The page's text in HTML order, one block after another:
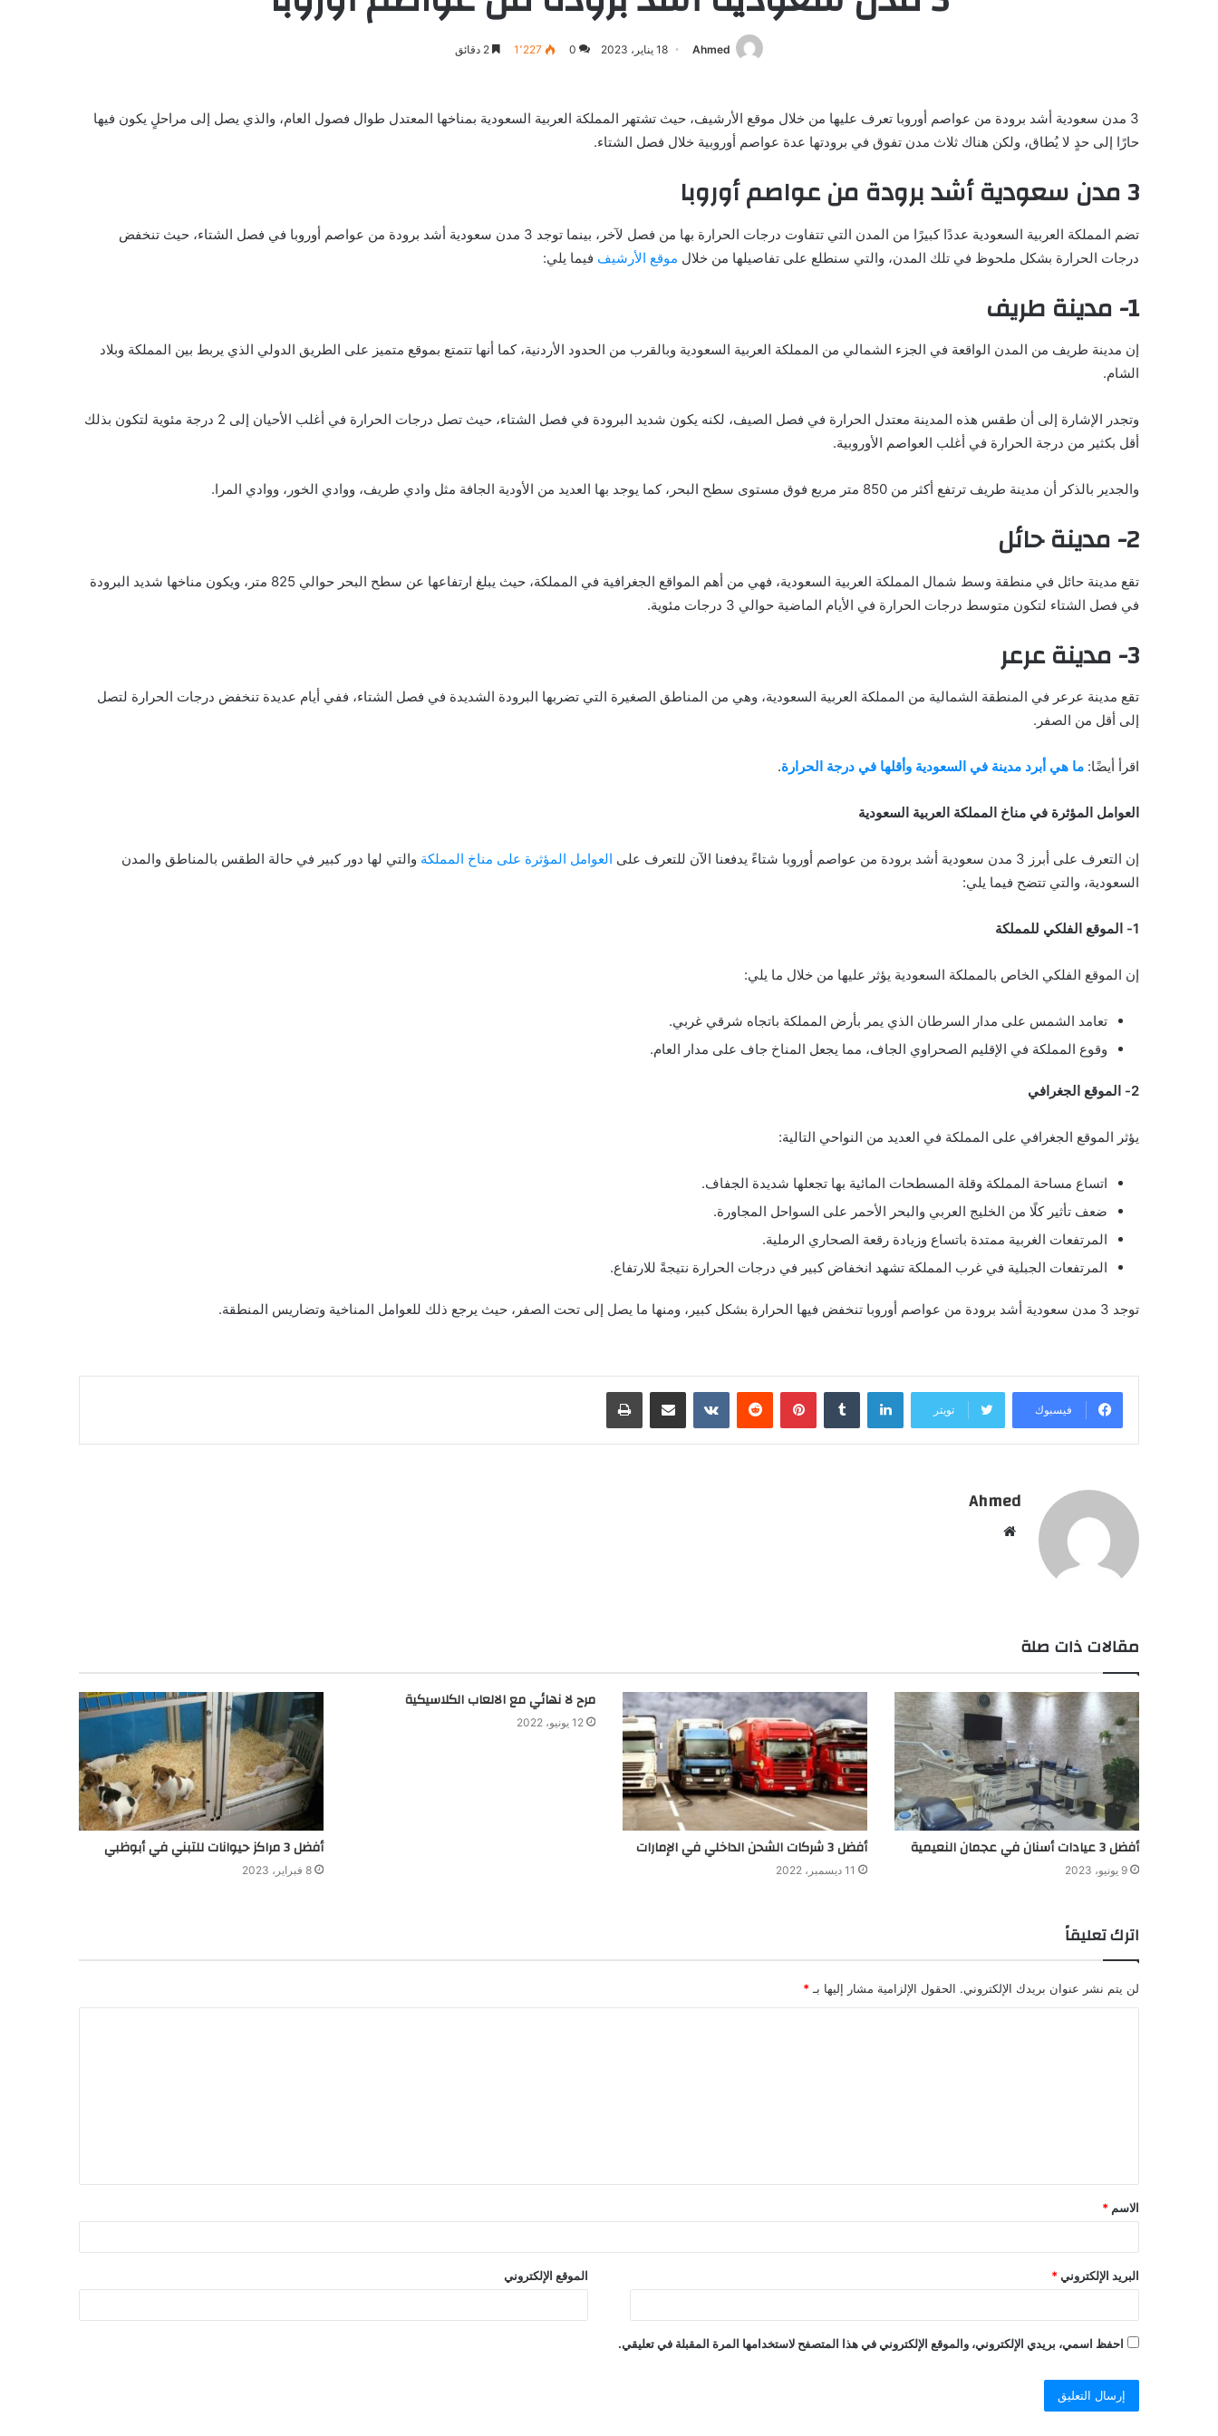
Ahmed 18 يناير، 2023 0 1٬227
3 مدن سعودية أشد برودة من عواصم أوروبا
تعرف عليها من خلال موقع الأرشيف، حيث تشتهر المملكة العربية السعودية بمناخها المعتدل طوال فصول العام، والذي يصل إلى مراحلٍ يكون فيها
حارًا إلى حدٍ لا يُطاق، ولكن هناك ثلاث مدن تفوق في برودتها عدة عواصم أوروبية خلال فصل الشتاء.
3 مدن سعودية أشد برودة من عواصم أوروبا
تضم المملكة العربية السعودية عددًا كبيرًا من المدن التي تتفاوت درجات الحرارة بها من فصل لآخر، بينما توجد 3 مدن سعودية أشد برودة من عواصم أوروبا في فصل الشتاء، حيث تنخفض
درجات الحرارة بشكل ملحوظ في تلك المدن، والتي سنطلع على تفاصيلها من خلال موقع الأرشيف فيما يلي:
1- مدينة طريف
إن مدينة طريف من المدن الواقعة في الجزء الشمالي من المملكة العربية السعودية وبالقرب من الحدود الأردنية، كما أنها تتمتع بموقع متميز على الطريق الدولي الذي يربط بين المملكة وبلاد
الشام.
وتجدر الإشارة إلى أن طقس هذه المدينة معتدل الحرارة في فصل الصيف، لكنه يكون شديد البرودة في فصل الشتاء، حيث تصل درجات الحرارة في أغلب الأحيان إلى 2 درجة مئوية لتكون بذلك
أقل بكثير من درجة الحرارة في أغلب العواصم الأوروبية.
والجدير بالذكر أن مدينة طريف ترتفع أكثر من 850 متر مربع فوق مستوى سطح البحر، كما يوجد بها العديد من الأودية الجافة مثل وادي طريف، ووادي الخور، ووادي المرا.
2- مدينة حائل
تقع مدينة حائل في منطقة وسط شمال المملكة العربية السعودية، فهي من أهم المواقع الجغرافية في المملكة، حيث يبلغ ارتفاعها عن سطح البحر حوالي 825 متر، ويكون مناخها شديد البرودة
في فصل الشتاء لتكون متوسط درجات الحرارة في الأيام الماضية حوالي 3 درجات مئوية.
3- مدينة عرعر
تقع مدينة عرعر في المنطقة الشمالية من المملكة العربية السعودية، وهي من المناطق الصغيرة التي تضربها البرودة الشديدة في فصل الشتاء، ففي أيام عديدة تنخفض درجات الحرارة لتصل
إلى أقل من الصفر.
اقرأ أيضًا: ما هي أبرد مدينة في السعودية وأقلها في درجة الحرارة.
العوامل المؤثرة في مناخ المملكة العربية السعودية
إن التعرف على أبرز 3 مدن سعودية أشد برودة من عواصم أوروبا شتاءً يدفعنا الآن للتعرف على العوامل المؤثرة على مناخ المملكة والتي لها دور كبير في حالة الطقس بالمناطق والمدن
السعودية، والتي تتضح فيما يلي:
1- الموقع الفلكي للمملكة
إن الموقع الفلكي الخاص بالمملكة السعودية يؤثر عليها من خلال ما يلي:
تعامد الشمس على مدار السرطان الذي يمر بأرض المملكة باتجاه شرقي غربي.
وقوع المملكة في الإقليم الصحراوي الجاف، مما يجعل المناخ جاف على مدار العام.
2- الموقع الجغرافي
يؤثر الموقع الجغرافي على المملكة في العديد من النواحي التالية:
اتساع مساحة المملكة وقلة المسطحات المائية بها تجعلها شديدة الجفاف.
ضعف تأثير كلًا من الخليج العربي والبحر الأحمر على السواحل المجاورة.
المرتفعات الغربية ممتدة باتساع وزيادة رقعة الصحاري الرملية.
المرتفعات الجبلية في غرب المملكة تشهد انخفاض كبير في درجات الحرارة نتيجةً للارتفاع.
توجد 3 مدن سعودية أشد برودة من عواصم أوروبا تنخفض فيها الحرارة بشكل كبير، ومنها ما يصل إلى تحت الصفر، حيث يرجع ذلك للعوامل المناخية وتضاريس المنطقة.
فيسبوك تويتر
لينكدإن بينتيريست مشاركة عبر البريد طباعة
Ahmed
مقالات ذات صلة
أفضل 3 عيادات أسنان في عجمان النعيمية
9 يونيو، 2023
أفضل 3 شركات الشحن الداخلي في الإمارات
11 ديسمبر، 2022
مرح لا نهائي مع الالعاب الكلاسيكية
12 يونيو، 2022
أفضل 3 مراكز حيوانات للتبني في أبوظبي
8 فبراير، 2023
اترك تعليقاً
لن يتم نشر عنوان بريدك الإلكتروني. الحقول الإلزامية مشار إليها بـ *
الاسم *
البريد الإلكتروني * الموقع الإلكتروني
احفظ اسمي، بريدي الإلكتروني، والموقع الإلكتروني في هذا المتصفح لاستخدامها المرة المقبلة في تعليقي.